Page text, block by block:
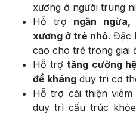
xương ở người trung
Hỗ trợ ngăn
xương ở trẻ nhỏ. Đặc
cao cho trẻ trong giai
Hỗ trợtăng cường
đề kháng duy trì cơ
Hỗ trợ cải thiện
duy trì cấu trúc